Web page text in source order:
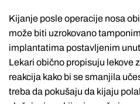
Kijanje posle operacije nosa
može biti uzrokovano
implantatima postavljenim
Lekari obično propisuju lekove
reakcija kako bi se smanjila
treba da pokušaju da kijaju